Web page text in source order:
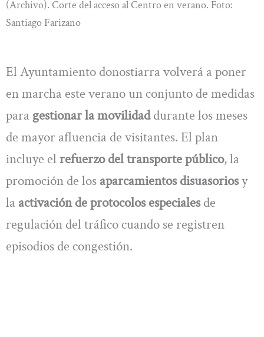
(Archivo). Corte del acceso al Centro en verano. Foto:
Santiago Farizano
El Ayuntamiento donostiarra volverá a poner
en marcha este verano un conjunto de medidas
para gestionar la movilidaddurante los meses
de mayor afluencia de visitantes. El plan
incluye el refuerzo del transporte público, la
promoción de los aparcamientos disuasoriosy
la activación de protocolos especialesde
regulación del tráfico cuando se registren
episodios de congestión.